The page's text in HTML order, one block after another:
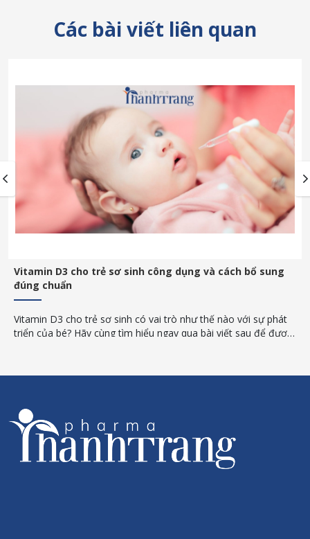
Các bài viết liên quan
Vitamin D3 cho trẻ sơ sinh công dụng và cách bổ sung
đúng chuẩn
Vitamin D3 cho trẻ sơ sinh có vai trò như thế nào với sự phát
triển của bé? Hãy cùng tìm hiểu ngay qua bài viết sau để được